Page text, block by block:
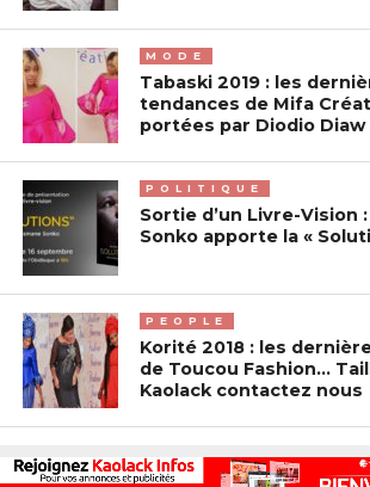
MODE
Tabaski 2019 : les
tendances de Mifa
portées par Diodio Diaw
POLITIQUE
Sortie d’un Livre-Vision
Sonko apporte la «
PEOPLE
Korité 2018 : les
de Toucou Fashion…
Kaolack contactez nous